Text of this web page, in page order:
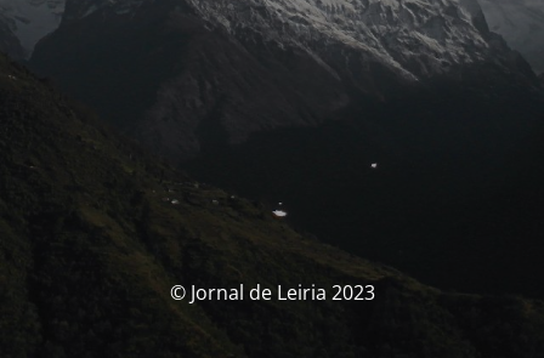
© Jornal de Leiria 2023